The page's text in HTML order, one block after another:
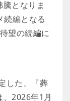
となりま
続編となる
望の続編に
した、『葬
2026年1月